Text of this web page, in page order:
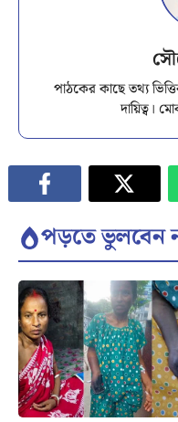
পাঠকের কাছে তথ্য
দায়িত্ব।
পড়তে ভুলবেন